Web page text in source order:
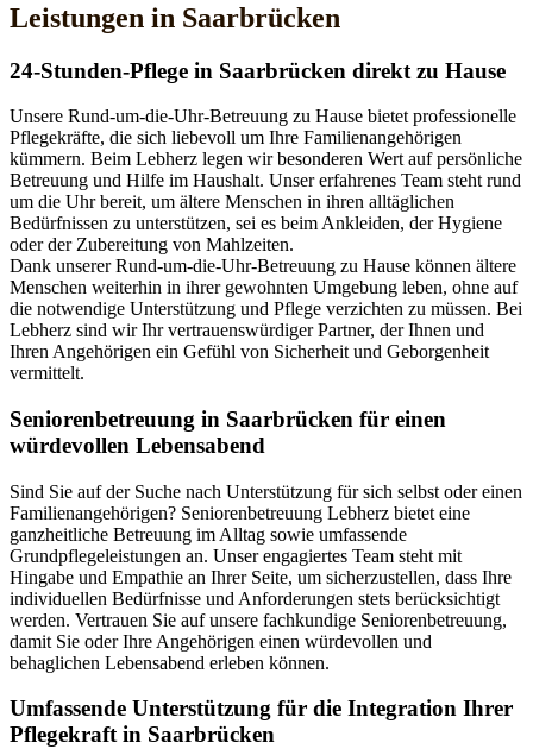
Leistungen in Saarbrücken
24-Stunden-Pflege in Saarbrücken direkt zu Hause
Unsere Rund-um-die-Uhr-Betreuung zu Hause bietet professionelle
Pflegekräfte, die sich liebevoll um Ihre Familienangehörigen
kümmern. Beim Lebherz legen wir besonderen Wert auf persönliche
Betreuung und Hilfe im Haushalt. Unser erfahrenes Team steht rund
um die Uhr bereit, um ältere Menschen in ihren alltäglichen
Bedürfnissen zu unterstützen, sei es beim Ankleiden, der Hygiene
oder der Zubereitung von Mahlzeiten.
Dank unserer Rund-um-die-Uhr-Betreuung zu Hause können ältere
Menschen weiterhin in ihrer gewohnten Umgebung leben, ohne auf
die notwendige Unterstützung und Pflege verzichten zu müssen. Bei
Lebherz sind wir Ihr vertrauenswürdiger Partner, der Ihnen und
Ihren Angehörigen ein Gefühl von Sicherheit und Geborgenheit
vermittelt.
Senioren­betreuung in Saarbrücken für einen
würdevollen Lebensabend
Sind Sie auf der Suche nach Unterstützung für sich selbst oder einen
Familienangehörigen? Seniorenbetreuung Lebherz bietet eine
ganzheitliche Betreuung im Alltag sowie umfassende
Grundpflegeleistungen an. Unser engagiertes Team steht mit
Hingabe und Empathie an Ihrer Seite, um sicherzustellen, dass Ihre
individuellen Bedürfnisse und Anforderungen stets berücksichtigt
werden. Vertrauen Sie auf unsere fachkundige Seniorenbetreuung,
damit Sie oder Ihre Angehörigen einen würdevollen und
behaglichen Lebensabend erleben können.
Umfassende Unterstützung für die Integration Ihrer
Pflegekraft in Saarbrücken